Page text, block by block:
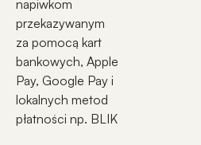
napiwkom
przekazywanym
za pomocą kart
bankowych, Apple
Pay, Google Pay i
lokalnych metod
płatności np. BLIK